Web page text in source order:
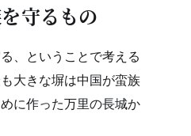
守るもの
、ということで考える
大きな塀は中国が蛮族
に作った万里の長城か